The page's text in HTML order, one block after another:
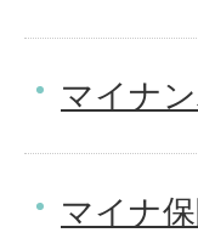
マイナ
マイナ